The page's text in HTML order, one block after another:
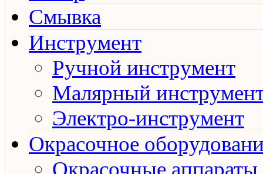
Смывка
Инструмент
Ручной инструмент
Малярный
Электро-инструмент
Окрасочное
Окрасочные аппараты